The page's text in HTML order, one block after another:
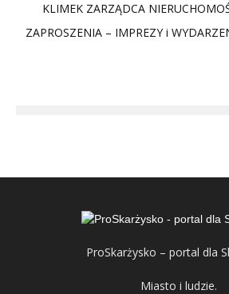
KLIMEK ZARZĄDCA
ZAPROSZENIA – IMPREZY i
ProSkarżysko – portal dla
Miasto i ludzie.